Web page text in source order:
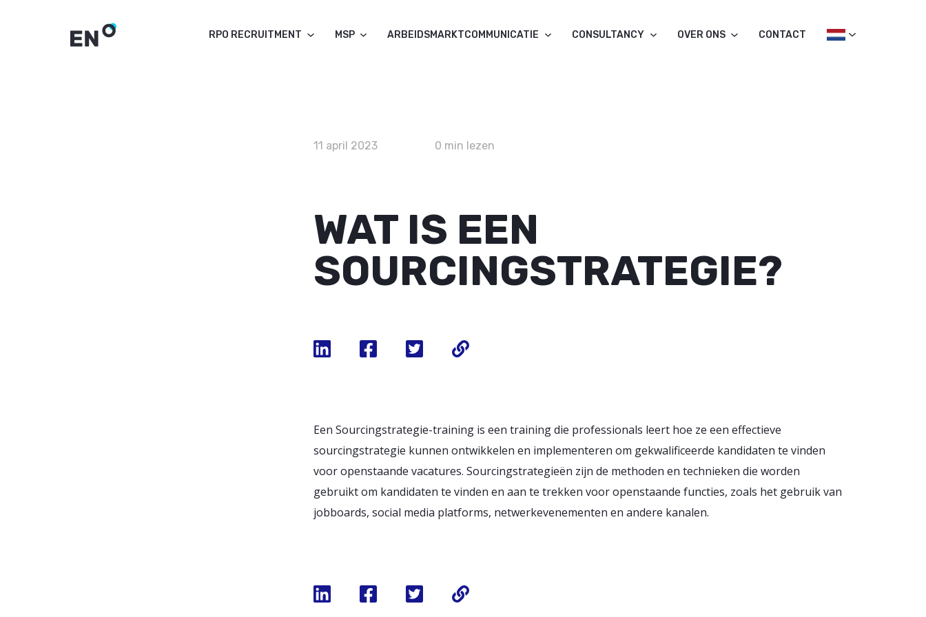
RPO RECRUITMENT MSP ARBEIDSMARKTCOMMUNICATIE CONSULTANCY OVER ONS CONTACT
11 april 2023 0 min lezen
WAT IS EEN
SOURCINGSTRATEGIE?
Een Sourcingstrategie-training is een training die professionals leert hoe ze een effectieve
sourcingstrategie kunnen ontwikkelen en implementeren om gekwalificeerde kandidaten te vinden
voor openstaande vacatures. Sourcingstrategieën zijn de methoden en technieken die worden
gebruikt om kandidaten te vinden en aan te trekken voor openstaande functies, zoals het gebruik van
jobboards, social media platforms, netwerkevenementen en andere kanalen.